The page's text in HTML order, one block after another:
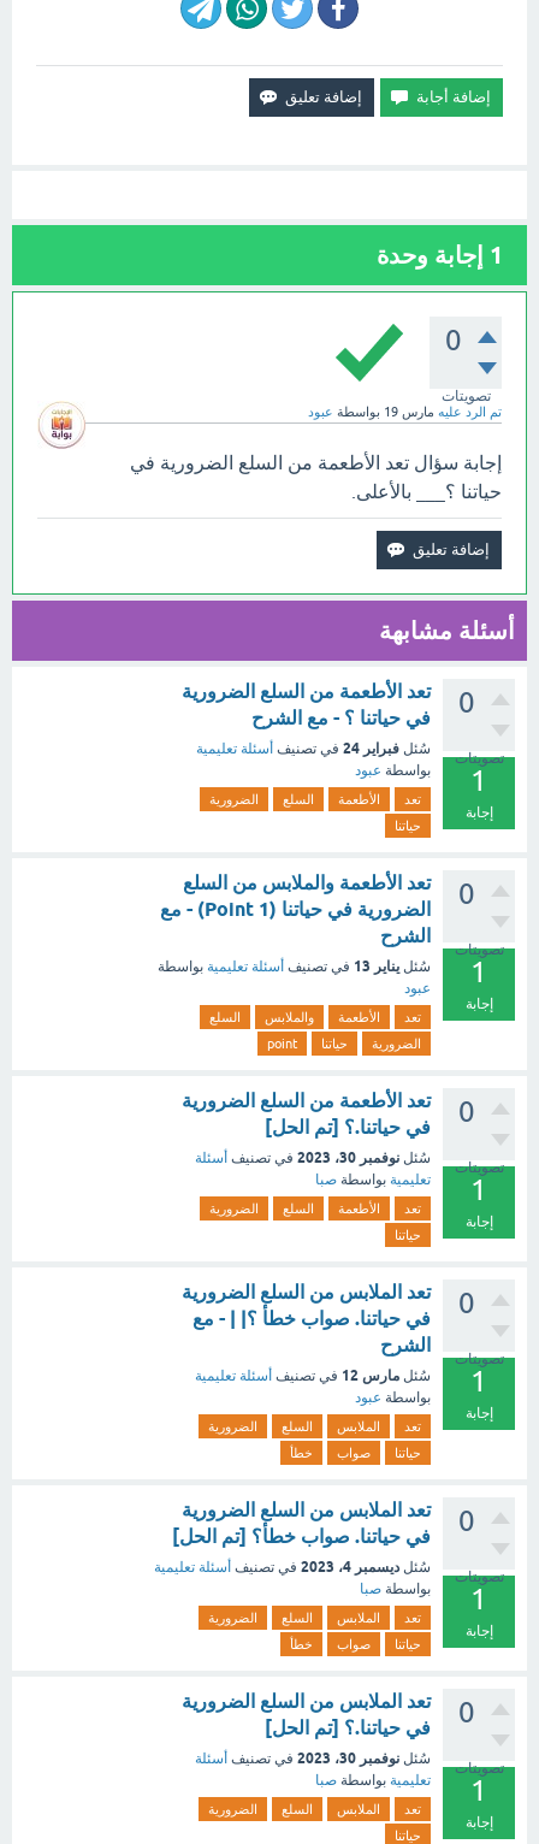
1 إجابة وحدة
0
تصويتات
تم الرد عليه مارس 19 بواسطة عبود
إجابة سؤال تعد الأطعمة من السلع الضرورية في
حياتنا ؟___ بالأعلى.
أسئلة مشابهة
0
تصويتات
1
إجابة
تعد الأطعمة من السلع الضرورية
في حياتنا ؟ - مع الشرح
سُئل فبراير 24 في تصنيف أسئلة تعليمية
بواسطة عبود
تعد الأطعمة السلع
الضرورية
حياتنا
0
تصويتات
1
إجابة
تعد الأطعمة والملابس من السلع
الضرورية في حياتنا (1 Point) - مع
الشرح
سُئل يناير 13 في تصنيف أسئلة تعليمية بواسطة
عبود
تعد الأطعمة والملابس
السلع
الضرورية
حياتنا point
0
تصويتات
1
إجابة
تعد الأطعمة من السلع الضرورية
في حياتنا.؟ [تم الحل]
سُئل نوفمبر 30، 2023 في تصنيف أسئلة
تعليمية بواسطة صبا
تعد الأطعمة السلع
الضرورية
حياتنا
0
تصويتات
1
إجابة
تعد الملابس من السلع الضرورية
في حياتنا. صواب خطأ ؟| | - مع
الشرح
سُئل مارس 12 في تصنيف أسئلة تعليمية
بواسطة عبود
تعد الملابس السلع
الضرورية
حياتنا
صواب خطأ
0
تصويتات
1
إجابة
تعد الملابس من السلع الضرورية
في حياتنا. صواب خطأ؟ [تم الحل]
سُئل ديسمبر 4، 2023 في تصنيف أسئلة تعليمية
بواسطة صبا
تعد الملابس السلع
الضرورية
حياتنا
صواب خطأ
0
تصويتات
1
إجابة
تعد الملابس من السلع الضرورية
في حياتنا.؟ [تم الحل]
سُئل نوفمبر 30، 2023 في تصنيف أسئلة
تعليمية بواسطة صبا
تعد الملابس السلع
الضرورية
حياتنا